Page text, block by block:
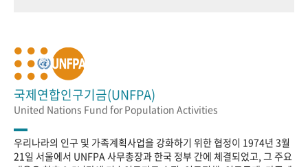
국제연합인구기금(UNFPA)
United Nations Fund for Population Activities
우리나라의 인구 및 가족계획사업을 강화하기 위한 협정이 1974년 3월
21일 서울에서 UNFPA 사무총장과 한국 정부 간에 체결되었고, 그 주요